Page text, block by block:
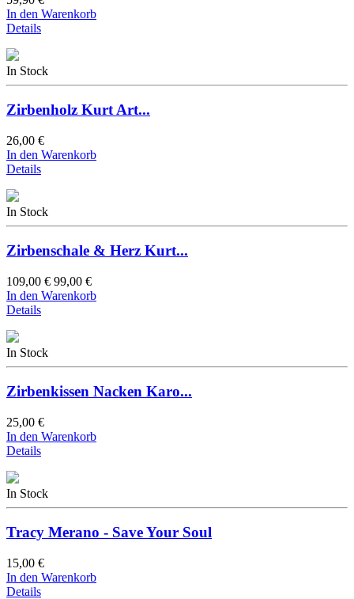
In den Warenkorb
Details
In Stock
Zirbenholz Kurt Art...
26,00 €
In den Warenkorb
Details
In Stock
Zirbenschale & Herz Kurt...
109,00 € 99,00 €
In den Warenkorb
Details
In Stock
Zirbenkissen Nacken Karo...
25,00 €
In den Warenkorb
Details
In Stock
Tracy Merano - Save Your Soul
15,00 €
In den Warenkorb
Details